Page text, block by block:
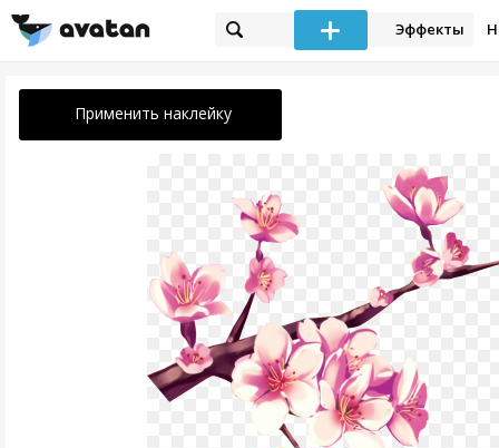
Эффекты
Применить наклейку